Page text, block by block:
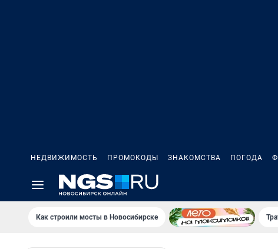
НЕДВИЖИМОСТЬ ПРОМОКОДЫ ЗНАКОМСТВА ПОГОДА
Как строили мосты в Новосибирске